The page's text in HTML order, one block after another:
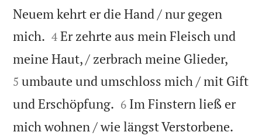
Neuem kehrt er die Hand / nur gegen
mich. 

4 Er zehrte aus mein Fleisch und
meine Haut, / zerbrach meine Glieder,
5 umbaute und umschloss mich / mit Gift
und Erschöpfung. 

6 Im Finstern ließ er
mich wohnen / wie längst Verstorbene.